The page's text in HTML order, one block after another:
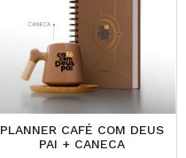
PLANNER CAFÉ COM DEUS
PAI + CANECA